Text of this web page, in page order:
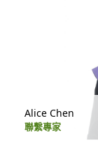
Alice Chen
聯繫專家